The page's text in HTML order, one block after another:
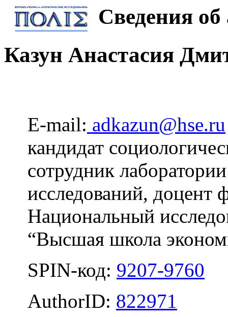
Сведения об
Казун Анастасия
E-mail: adkazun@hse.ru
кандидат
сотрудник
исследований, доцент
Национальный
“Высшая школа
SPIN-код: 9207-9760
AuthorID: 822971